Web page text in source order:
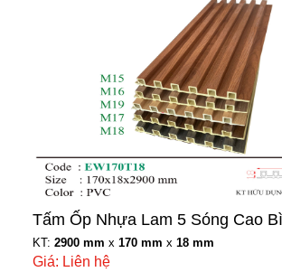
Tấm Ốp Nhựa Lam 5 Sóng Cao
KT: 2900 mm x 170 mm x 18 mm
Giá: Liên hệ